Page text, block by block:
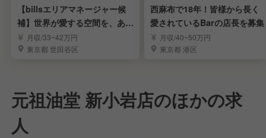
【billsエリアマネージャー候
補】世界が愛する空間を、あな
たの手で。
月収/33~42万円
東京都 世田谷区
西麻布で18年！皆様から長く
愛されているBarの店長を募集
月収/40~50万円
東京都 港区
元祖油堂 新小岩店のほかの求
人